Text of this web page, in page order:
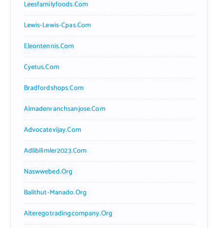
Leesfamilyfoods.com
Lewis-Lewis-Cpas.com
Eleontennis.com
Cyetus.com
Bradfordshops.com
Almadenranchsanjose.com
Advocatevijay.com
Adlibilimler2023.com
Naswwebed.org
Balithut-Manado.org
Alteregotradingcompany.org